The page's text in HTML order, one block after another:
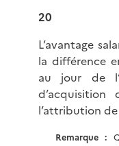
20
L’avantage
la différence
au jour de
l’attribution
Remarque :